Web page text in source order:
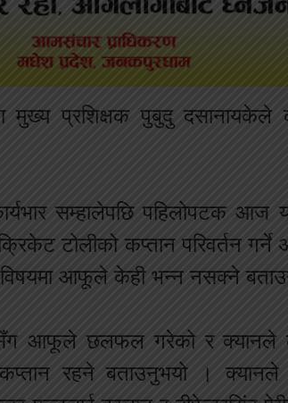
मुख्य प्रशिक्षक पुबुदु दसानायकेले
सम्हालेपछि पहिलोपटक आज
टोलीको कप्तान परिवर्तन
आफूले केही भन्न नसक्ने
आफूले छलफल गरेको र क्यानले
कप्तान रहने बताउनुभयो ।